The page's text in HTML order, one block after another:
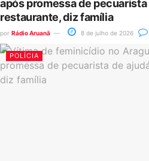
após promessa de
restaurante, diz família
por Rádio Aruanã 8 de julho de 2026
POLÍCIA